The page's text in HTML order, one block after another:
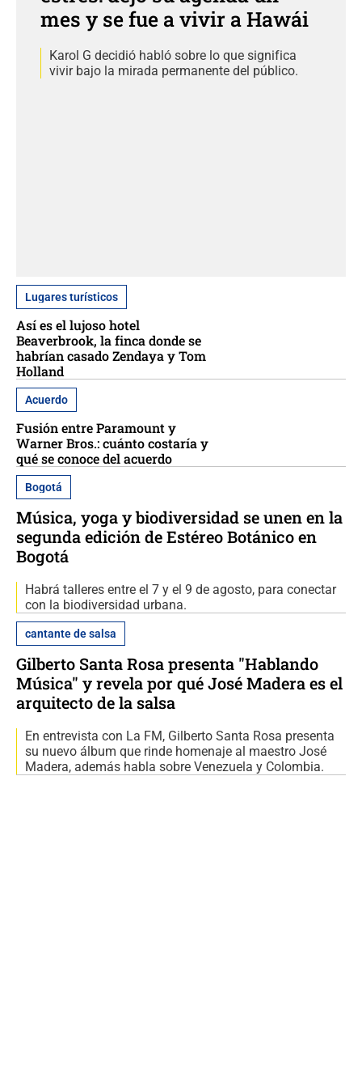
mes y se fue a vivir a Hawái
Karol G decidió habló sobre lo que significa
vivir bajo la mirada permanente del público.
Lugares turísticos
Así es el lujoso hotel
Beaverbrook, la finca donde se
habrían casado Zendaya y Tom
Holland
Acuerdo
Fusión entre Paramount y
Warner Bros.: cuánto costaría y
qué se conoce del acuerdo
Bogotá
Música, yoga y biodiversidad se unen en la
segunda edición de Estéreo Botánico en
Bogotá
Habrá talleres entre el 7 y el 9 de agosto, para conectar
con la biodiversidad urbana.
cantante de salsa
Gilberto Santa Rosa presenta "Hablando
Música" y revela por qué José Madera es el
arquitecto de la salsa
En entrevista con La FM, Gilberto Santa Rosa presenta
su nuevo álbum que rinde homenaje al maestro José
Madera, además habla sobre Venezuela y Colombia.